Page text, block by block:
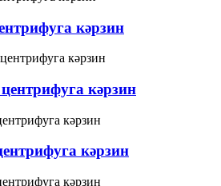
кәрзин
кәрзин
кәрзин